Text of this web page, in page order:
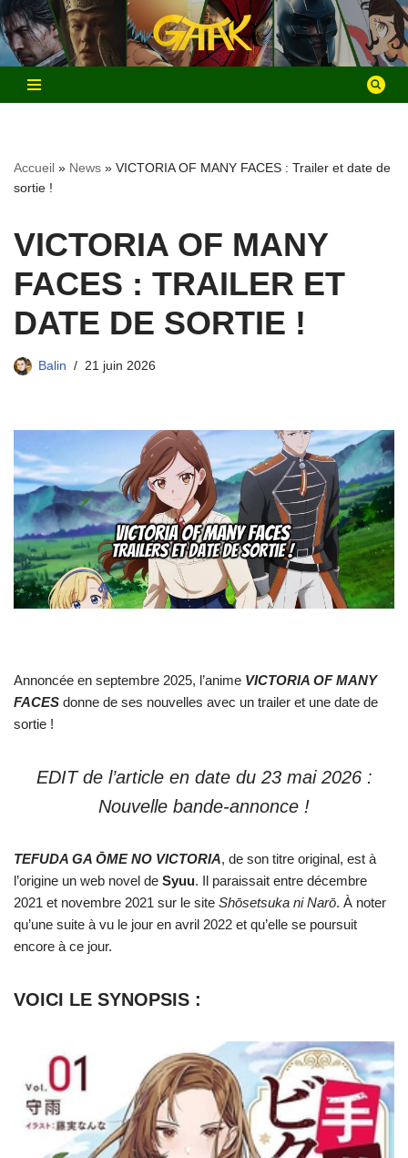
Aller
au
contenu
Accueil » News » VICTORIA OF MANY FACES : Trailer et date de
sortie !
VICTORIA OF MANY
FACES : TRAILER ET
DATE DE SORTIE !
Balin 21 juin 2026
Annoncée en septembre 2025, l’anime VICTORIA OF MANY
FACES donne de ses nouvelles avec un trailer et une date de
sortie !
EDIT de l’article en date du 23 mai 2026 :
Nouvelle bande-annonce !
TEFUDA GA ŌME NO VICTORIA, de son titre original, est à
l’origine un web novel de Syuu. Il paraissait entre décembre
2021 et novembre 2021 sur le site Shōsetsuka ni Narō. À noter
qu’une suite à vu le jour en avril 2022 et qu’elle se poursuit
encore à ce jour.
VOICI LE SYNOPSIS :